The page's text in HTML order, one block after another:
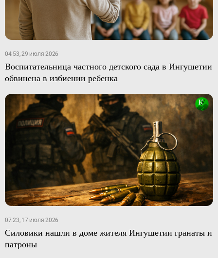
04:53, 29 июля 2026
Воспитательница частного детского сада в Ингушетии
обвинена в избиении ребенка
07:23, 17 июля 2026
Силовики нашли в доме жителя Ингушетии гранаты и
патроны